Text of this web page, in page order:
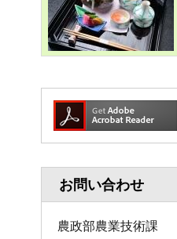
お問い合わせ
農政部農業技術課